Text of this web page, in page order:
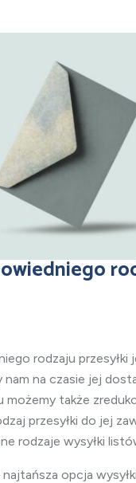
rodzaju przesyłki
nam na czasie jej
możemy także
przesyłki do jej
rodzaje wysyłki
opcja